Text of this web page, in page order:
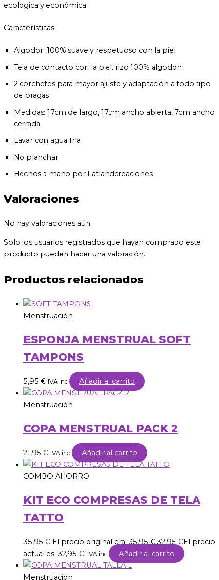
ecológica y económica.
Características:
Algodon 100% suave y respetuoso con la piel
Tela de contacto con la piel, rizo 100% algodón
2 corchetes para mayor ajuste y adaptación a todo tipo
de bragas
Medidas: 17cm de largo, 17cm ancho abierta, 7cm ancho
cerrada
Lavar con agua fría
No planchar
Hechos a mano por Fatlandcreaciones.
Valoraciones
No hay valoraciones aún.
Solo los usuarios registrados que hayan comprado este
producto pueden hacer una valoración.
Productos relacionados
Menstruación
ESPONJA MENSTRUAL SOFT
TAMPONS
5,95 € IVA inc Añadir al carrito
Menstruación
COPA MENSTRUAL PACK 2
21,95 € IVA inc Añadir al carrito
COMBO AHORRO
KIT ECO COMPRESAS DE TELA
TATTO
35,95€ El precio original era: 35,95 €.32,95 €El precio
actual es: 32,95 €. IVA inc Añadir al carrito
Menstruación